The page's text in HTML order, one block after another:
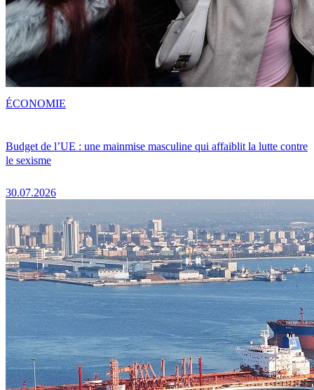
Budget de l’UE : une mainmise masculine qui affaiblit la lutte contre
le sexisme
30.07.2026
ÉCONOMIE